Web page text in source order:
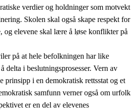
mangfold
etisk bevissthet
og utforskertrang
og miljøbevissthet
verdier og holdninger som motvekt
Skolen skal også skape respekt for
og elevene skal lære å løse konflikter på
på at hele befolkningen har like
delta i beslutningsprosesser. Vern av
prinsipp i en demokratisk rettsstat og et
samfunn verner også om urfolk
er en del av elevenes